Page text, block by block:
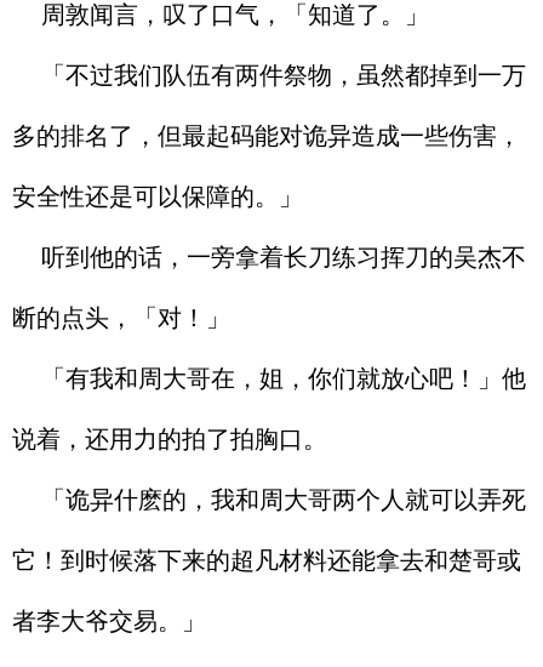
周敦闻言，叹了口气，「知道了。」
「不过我们队伍有两件祭物，虽然都掉到一万
多的排名了，但最起码能对诡异造成一些伤害，
安全性还是可以保障的。」
听到他的话，一旁拿着长刀练习挥刀的吴杰不
断的点头，「对！」
「有我和周大哥在，姐，你们就放心吧！」他
说着，还用力的拍了拍胸口。
「诡异什麽的，我和周大哥两个人就可以弄死
它！到时候落下来的超凡材料还能拿去和楚哥或
者李大爷交易。」